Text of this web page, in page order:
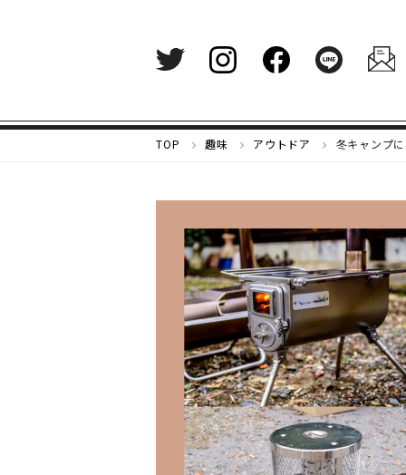
TOP
メ
リ
ガ
ジ
ン
-
好
な
も
の
と
生
き
て
趣味 アウトドア 冬キャンプ